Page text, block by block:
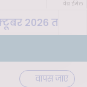
वेब ईमेल
2026 तक
वापस जाएं